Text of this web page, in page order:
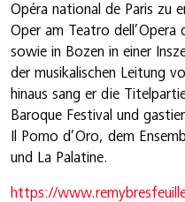
Opéra national de Paris zu
Oper am Teatro dell’Opera
sowie in Bozen in einer
der musikalischen Leitung
hinaus sang er die
Baroque Festival und
Il Pomo d’Oro, dem
und La Palatine.
https://